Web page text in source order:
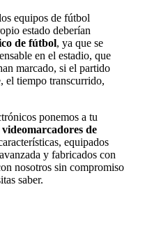
equipos de fútbol
estado deberían
de fútbol, ya que se
en el estadio, que
marcado, si el partido
el tiempo transcurrido,
ponemos a tu
videomarcadores de
equipados
y fabricados con
nosotros sin compromiso
saber.